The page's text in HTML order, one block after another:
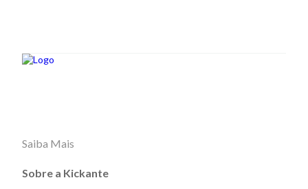
Saiba Mais
Sobre a Kickante